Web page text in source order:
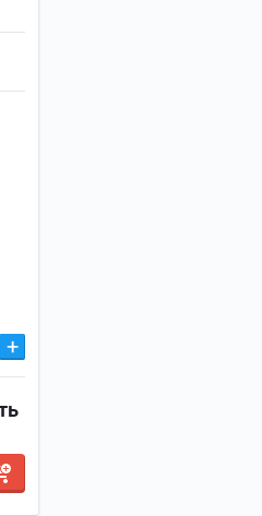
+